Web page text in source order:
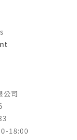
公司
18:00